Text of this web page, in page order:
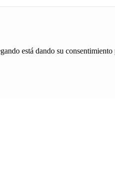
está dando su